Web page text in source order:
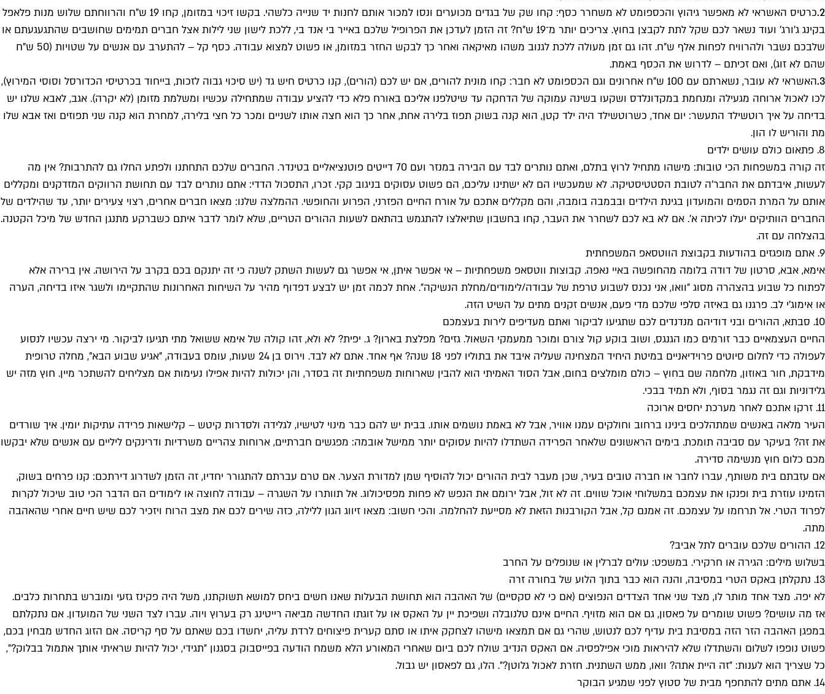
2.
כרטיס האשראי לא מאפשר גיהוץ והכספומט לא משחרר כסף: קחו שק של בגדים מכוערים ונסו למכור אותם לחנות יד שנייה כלשהי. בקשו זיכוי במזומן, קחו 19 ש"ח והרווחתם שלוש מנות פלאפל
בקינג ג'ורג' ועוד נשאר לכם שקל לתת לקבצן בחוץ. צריכים יותר מ־19 ש"ח? זה הזמן לעדכן את הפרופיל שלכם באייר בי אנד בי, ללכת לישון שני לילות אצל חברים תמימים שחושבים שהתגעגעתם או
שלבכם נשבר ולהרוויח לפחות אלף ש"ח. זהו גם זמן מעולה ללכת לגנוב משהו מאיקאה ואחר כך לבקש החזר במזומן, או פשוט למצוא עבודה. כסף קל – להתערב עם אנשים על שטויות (50 ש"ח
שהם לא זוג), ואם זכיתם – לדרוש את הכסף באמת.
3.
האשראי לא עובר, נשארתם עם 100 ש"ח אחרונים וגם הכספומט לא חבר: קחו מונית להורים, אם יש לכם (הורים), קנו כרטיס חיש גד (יש סיכוי גבוה לזכות, בייחוד בכרטיסי הכדורסל וסוסי המירוץ),
לכו לאכול ארוחה מגעילה ומנחמת במקדונלדס ושקעו בשינה עמוקה של הדחקה עד שיטלפנו אליכם באורח פלא כדי להציע עבודה שמתחילה עכשיו ומשלמת מזומן (לא יקרה). אגב, לאבא שלנו יש
בדיחה על איך רוטשילד התעשר: יום אחד, כשרוטשילד היה ילד קטן, הוא קנה בשוק תפוז בלירה אחת, אחר כך הוא חצה אותו לשניים ומכר כל חצי בלירה, למחרת הוא קנה שני תפוזים ואז אבא שלו
מת והוריש לו הון.
8. פתאום כולם עושים ילדים
זה קורה במשפחות הכי טובות: מישהו מתחיל לרוץ בתלם, ואתם נותרים לבד עם הבירה במנזר ועם 70 דייטים פוטנציאליים בטינדר. החברים שלכם התחתנו ולפתע החלו גם להתרבות? אין מה
לעשות, איבדתם את החבר'ה לטובת הסטטיסטיקה. לא שמעכשיו הם לא ישתינו עליכם, הם פשוט עסוקים בניגוב קקי. זכרו, התסכול הדדי: אתם נותרים לבד עם תחושת הרווקים המזדקנים ומקללים
אותם על המרת הסמים והמועדון בגינת הילדים ובבמבה בומבה, והם מקללים אתכם על אורח החיים הפזרני, הפרוע והחופשי. ההמלצה שלנו: מצאו חברים אחרים, רצוי צעירים יותר, עד שהילדים של
החברים הוותיקים יעלו לכיתה א׳. אם לא בא לכם לשחרר את העבר, קחו בחשבון שתיאלצו להתגמש בהתאם לשעות ההורים הטריים, שלא לומר לדבר איתם כשברקע מתנגן החדש של מיכל הקטנה.
בהצלחה עם זה.
9. אתם מופגזים בהודעות בקבוצת הווטסאפ המשפחתית
אימא, אבא, סרטון של דודה בלומה מהחופשה באיי נאפה. קבוצות ווטסאפ משפחתיות – אי אפשר איתן, אי אפשר גם לעשות השתק לשנה כי זה יתנקם בכם בקרב על הירושה. אין ברירה אלא
לפתוח כל שבוע בהצהרה מסוג "וואו, אני נכנס לשבוע טרפת של עבודה/לימודים/מחלת הנשיקה". אחת לכמה זמן יש לבצע דפדוף מהיר על השיחות האחרונות שהתקיימו ולשגר איזו בדיחה, הערה
או אימוג'י לב. פרגנו גם באיזה סלפי שלכם מדי פעם, אנשים זקנים מתים על השיט הזה.
10. סבתא, ההורים ובני דודיהם מנדנדים לכם שתגיעו לביקור ואתם מעדיפים לירות בעצמכם
החיים העצמאיים כבר זורמים כמו הגנגס, ושוב בוקע קול צורם ומוכר ממעמקי השאול. גזים? מפלצת בארון? ג. יפית? לא ולא, זהו קולה של אימא ששואל מתי תגיעו לביקור. מי ירצה עכשיו לנסוע
לעפולה כדי לחלום סיוטים פרוידיאניים במיטת היחיד המצחינה שעליה איבד את בתוליו לפני 18 שנה? אף אחד. אתם לא לבד. וירוס בן 24 שעות, עומס בעבודה, "אגיע שבוע הבא", מחלה טרופית
מידבקת, חור באוזון, מלחמה שם בחוץ – כולם מומלצים בחום, אבל הסוד האמיתי הוא להבין שארוחות משפחתיות זה בסדר, והן יכולות להיות אפילו נעימות אם מצליחים להשתכר מיין. חוץ מזה יש
גלידוניות וגם זה נגמר בסוף, ולא תמיד בבכי.
11. זרקו אתכם לאחר מערכת יחסים ארוכה
העיר מלאה באנשים שמתהלכים בינינו ברחוב וחולקים עמנו אוויר, אבל לא באמת נושמים אותו. בבית יש להם כבר מינוי לטישיו, לגלידה ולסדרות קיטש – קלישאות פרידה עתיקות יומין. איך שורדים
את זה? בעיקר עם סביבה תומכת. בימים הראשונים שלאחר הפרידה השתדלו להיות עסוקים יותר ממישל אובמה: מפגשים חברתיים, ארוחות צהריים משרדיות ודרינקים ליליים עם אנשים שלא יבקשו
מכם כלום חוץ מנשימה סדירה.
אם עזבתם בית משותף, עברו לחבר או חברה טובים בעיר, שכן מעבר לבית ההורים יכול להוסיף שמן למדורת הצער. אם טרם עברתם להתגורר יחדיו, זה הזמן לשדרוג דירתכם: קנו פרחים בשוק,
הזמינו עוזרת בית ופנקו את עצמכם במשלוחי אוכל שווים. זה לא זול, אבל ירומם את הנפש לא פחות מפסיכולוג. אל תוותרו על השגרה – עבודה לחוצה או לימודים הם הדבר הכי טוב שיכול לקרות
לפרוד הטרי. אל תרחמו על עצמכם. זה אמנם קל, אבל הקורבנוּת הזאת לא מסייעת להחלמה. והכי חשוב: מצאו זיווג הגון ללילה, כזה שירים לכם את מצב הרוח ויזכיר לכם שיש חיים אחרי שהאהבה
מתה.
12. ההורים שלכם עוברים לתל אביב?
בשלוש מילים: הגירה או חרקירי. במשפט: עולים לברלין או שנופלים על החרב
13. נתקלתן באקס הטרי במסיבה, והנה הוא כבר בתוך הלוע של בחורה זרה
לא יפה. מצד אחד מותר לו, מצד שני אחד הצדדים הנפוצים (אם כי לא סקסיים) של האהבה הוא תחושת הבעלות שאנו חשים ביחס למושא תשוקתנו, משל היה פקינז גזעי ומוברש בתחרות כלבים.
אז מה עושים? פשוט שומרים על פאסון, גם אם הוא מזויף. החיים אינם טלנובלה ושפיכת יין על האקס או על זוגתו החדשה מביאה רייטינג רק בערוץ ויוה. עברו לצד השני של המועדון. אם נתקלתם
במפגן האהבה הזר הזה במסיבת בית עדיף לכם לנטוש, שהרי גם אם תמצאו מישהו לצחקק איתו או סתם קערית פיצוחים לרדת עליה, יחשדו בכם שאתם על סף קריסה. אם הזוג החדש מבחין בכם,
פשוט נופפו לשלום והשתדלו שלא להיראות מוכי אפילפסיה. אם האקס הנדיב שולח לכם ביום שאחרי המאורע הלא משמח הודעה בפייסבוק בסגנון ״תגידי, יכול להיות שראיתי אותך אתמול בבלוק?״,
כל שצריך הוא לענות: ״זה היית אתה? וואו, ממש השתנית. חזרת לאכול גלוטן?״. הלו, גם לפאסון יש גבול.
14. אתם מתים להתחפף מבית של סטוץ לפני שמגיע הבוקר